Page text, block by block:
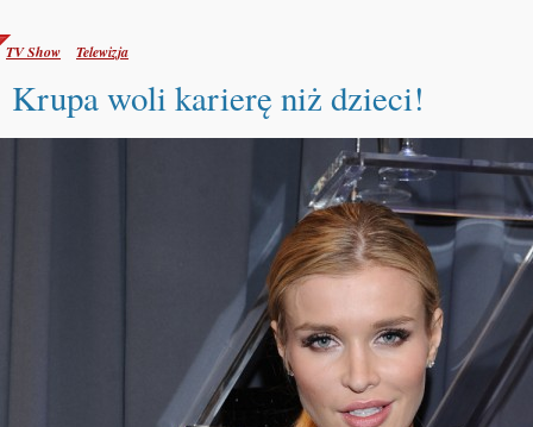
TV Show Telewizja
Krupa woli karierę niż dzieci!